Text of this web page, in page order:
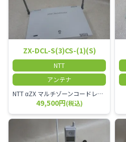
ZX-DCL-S(3)CS-(1)(S)
NTT
アンテナ
NTT αZX マルチゾーンコードレススター増設アンテナ
49,500円(税込)